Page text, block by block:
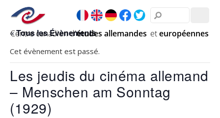
« Tous les Évènements
Cet évènement est passé.
Les jeudis du cinéma allemand
– Menschen am Sonntag
(1929)